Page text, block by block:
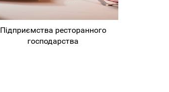
Підприємства ресторанного
господарства